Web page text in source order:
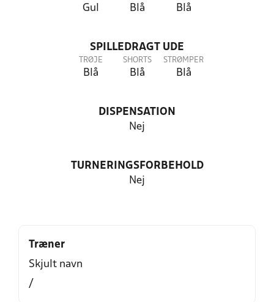
Gul Blå Blå
SPILLEDRAGT UDE
TRØJE
Blå
SHORTS
Blå
STRØMPER
Blå
DISPENSATION
Nej
TURNERINGSFORBEHOLD
Nej
Træner
Skjult navn
/